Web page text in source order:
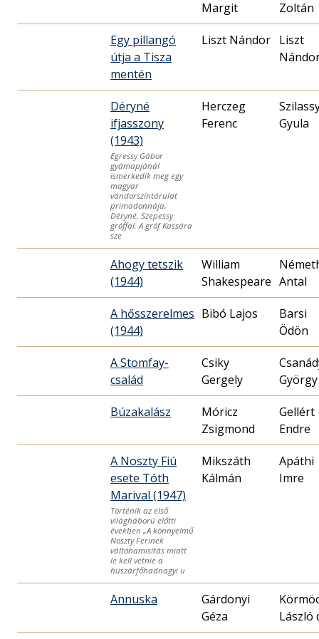
Margit Zoltán
Egy pillangó
útja a Tisza
mentén
Liszt Nándor Liszt
Déryné
ifjasszony
(1943)
Egressy Gábor
gyámapjánál
ismerkedik meg egy
magyar
vándorszíntárulat
primadonnája,
Déryné, Szepessy
gróffal. A gróf Kassára
sze
Herczeg
Ferenc
Gyula
Ahogy tetszik
(1944)
William
Shakespeare Antal
A hősszerelmes
(1944)
Bibó Lajos
Barsi
Ödön
A Stomfay-
család
Csiky
Gergely
György
Búzakalász
Móricz
Zsigmond
Gellért
Endre
A Noszty Fiú
esete Tóth
Marival (1947)
Történik az első
világháború előtti
években „A könnyelmű
Noszty Ferinek
váltóhamisítás miatt
le kell vetnie a
huszárfőhadnagyi u
Mikszáth
Kálmán
Apáthi
Imre
Annuska
Gárdonyi
Géza
László